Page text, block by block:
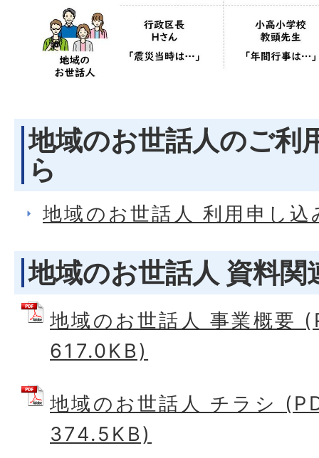
地域のお世話人のご利
ら
地域のお世話人 利用申し
地域のお世話人 資料関
地域のお世話人 事業概要
617.0KB)
地域のお世話人 チラシ
374.5KB)